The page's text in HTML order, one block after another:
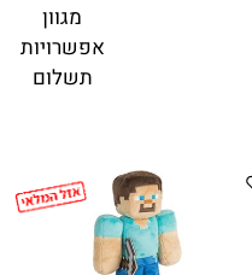
מגוון
אפשרויות
תשלום